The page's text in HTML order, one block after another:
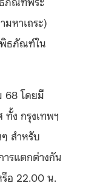
หาเถระ)
ธภัณฑ์ใน
68 โดยมี
ง กรุงเทพฯ
สำหรับ
รแตกต่างกัน
อ 22.00 น.